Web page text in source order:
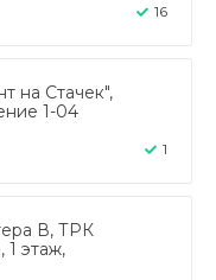
16
на Стачек",
1-04
1
В, ТРК
1 этаж,